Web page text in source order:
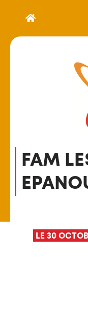
FAM
LE 30